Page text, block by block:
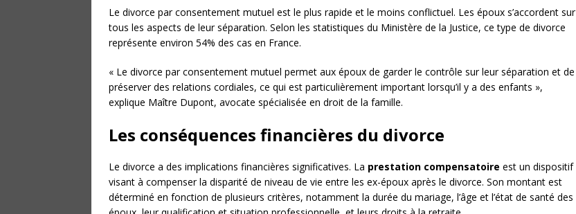
Le divorce par consentement mutuel est le plus rapide et le moins conflictuel. Les époux s’accordent sur
tous les aspects de leur séparation. Selon les statistiques du Ministère de la Justice, ce type de divorce
représente environ 54% des cas en France.
« Le divorce par consentement mutuel permet aux époux de garder le contrôle sur leur séparation et de
préserver des relations cordiales, ce qui est particulièrement important lorsqu’il y a des enfants »,
explique Maître Dupont, avocate spécialisée en droit de la famille.
Les conséquences financières du divorce
Le divorce a des implications financières significatives. La prestation compensatoire est un dispositif
visant à compenser la disparité de niveau de vie entre les ex-époux après le divorce. Son montant est
déterminé en fonction de plusieurs critères, notamment la durée du mariage, l’âge et l’état de santé des